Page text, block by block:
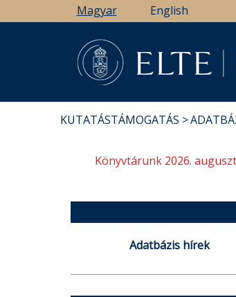
a
Magyar English
KUTATÁSTÁMOGATÁS
Könyvtárunk 2026.
Adatbázis hírek